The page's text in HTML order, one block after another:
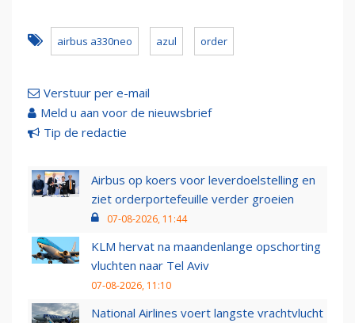
airbus a330neo azul order
Verstuur per e-mail
Meld u aan voor de nieuwsbrief
Tip de redactie
Airbus op koers voor leverdoelstelling en
ziet orderportefeuille verder groeien
07-08-2026, 11:44
KLM hervat na maandenlange opschorting
vluchten naar Tel Aviv
07-08-2026, 11:10
National Airlines voert langste vrachtvlucht